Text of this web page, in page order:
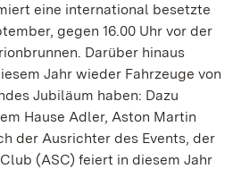
eine international besetzte
gegen 16.00 Uhr vor der
Darüber hinaus
Jahr wieder Fahrzeuge von
Jubiläum haben: Dazu
Hause Adler, Aston Martin
der Ausrichter des Events, der
(ASC) feiert in diesem Jahr